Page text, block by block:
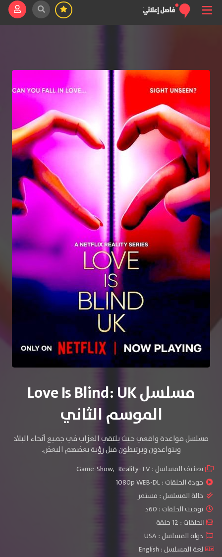
مسلسل Love Is Blind: UK
الموسم الثاني
مسلسل مواعدة واقعي حيث يلتقي العزاب في جميع أنحاء البلاد
ويتواعدون ويرتبطون قبل رؤية بعضهم البعض.
تصنيف المسلسل : Game-Show, Reality-TV
جودة الحلقات :1080p WEB-DL
حالة المسلسل : مستمر
توقيت الحلقات : 60د
الحلقات : 12 حلقة
دولة المسلسل : USA
لغة المسلسل : English